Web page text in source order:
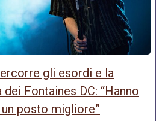
gli esordi e la
Fontaines DC: “Hanno
posto migliore”